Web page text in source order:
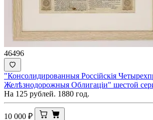
46496
"Консолидированныя Россiйскiя
Желѣзнодорожныя Облигацiи" шестой
На 125 рублей. 1880 год.
10 000 ₽